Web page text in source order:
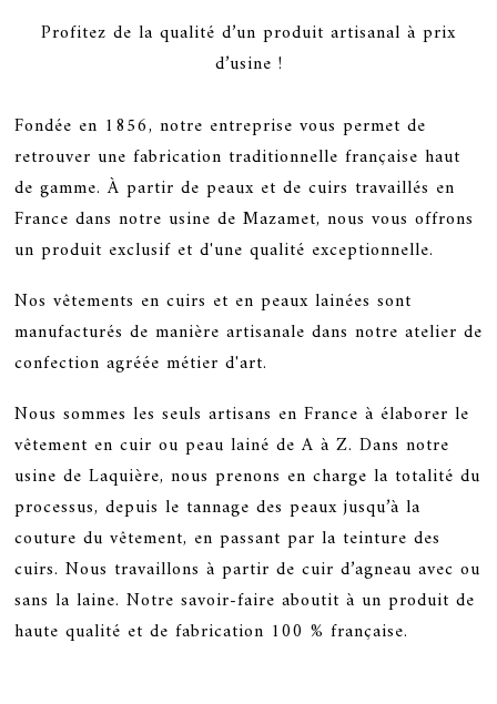
Profitez de la qualité d’un produit artisanal à prix
d’usine !
Fondée en 1856, notre entreprise vous permet de
retrouver une fabrication traditionnelle française haut
de gamme. À partir de peaux et de cuirs travaillés en
France dans notre usine de Mazamet, nous vous offrons
un produit exclusif et d'une qualité exceptionnelle.
Nos vêtements en cuirs et en peaux lainées sont
manufacturés de manière artisanale dans notre atelier de
confection agréée métier d'art.
Nous sommes les seuls artisans en France à élaborer le
vêtement en cuir ou peau lainé de A à Z. Dans notre
usine de Laquière, nous prenons en charge la totalité du
processus, depuis le tannage des peaux jusqu’à la
couture du vêtement, en passant par la teinture des
cuirs. Nous travaillons à partir de cuir d’agneau avec ou
sans la laine. Notre savoir-faire aboutit à un produit de
haute qualité et de fabrication 100 % française.